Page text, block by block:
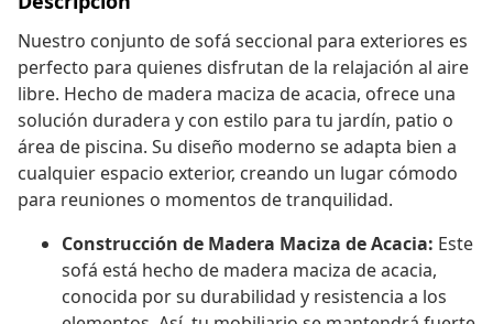
Nuestro conjunto de sofá seccional para exteriores es
perfecto para quienes disfrutan de la relajación al aire
libre. Hecho de madera maciza de acacia, ofrece una
solución duradera y con estilo para tu jardín, patio o
área de piscina. Su diseño moderno se adapta bien a
cualquier espacio exterior, creando un lugar cómodo
para reuniones o momentos de tranquilidad.
Construcción de Madera Maciza de Acacia: Este
sofá está hecho de madera maciza de acacia,
conocida por su durabilidad y resistencia a los